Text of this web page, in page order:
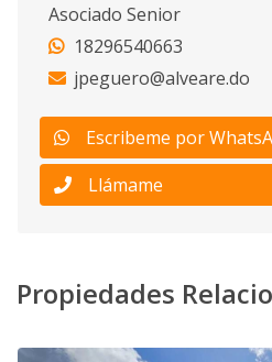
Asociado Senior
18296540663
jpeguero@alveare.do
Escribeme por
Llámame
Propiedades